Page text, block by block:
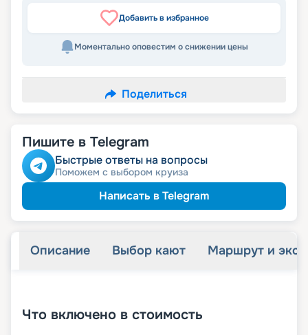
Добавить в избранное
Моментально оповестим о снижении цены
Поделиться
Пишите в Telegram
Быстрые ответы на вопросы
Поможем с выбором круиза
Написать в Telegram
Описание Выбор кают Маршрут и
Что включено в стоимость